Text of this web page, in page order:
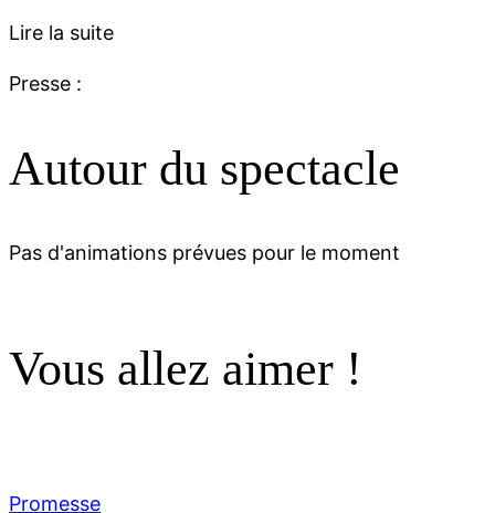
Lire la suite
Presse :
Autour du spectacle
Pas d'animations prévues pour le moment
Vous allez aimer !
Promesse